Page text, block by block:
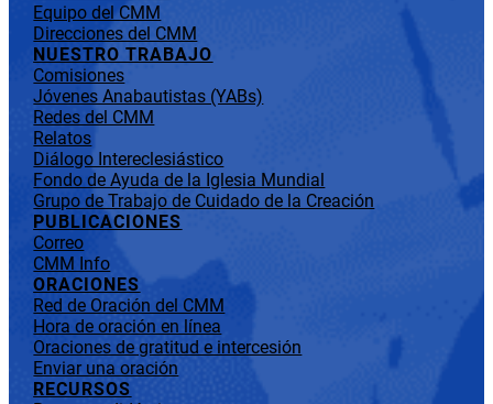
Equipo del CMM
Direcciones del CMM
NUESTRO TRABAJO
Comisiones
Jóvenes Anabautistas (YABs)
Redes del CMM
Relatos
Diálogo Intereclesiástico
Fondo de Ayuda de la Iglesia Mundial
Grupo de Trabajo de Cuidado de la Creación
PUBLICACIONES
Correo
CMM Info
ORACIONES
Red de Oración del CMM
Hora de oración en línea
Oraciones de gratitud e intercesión
Enviar una oración
RECURSOS